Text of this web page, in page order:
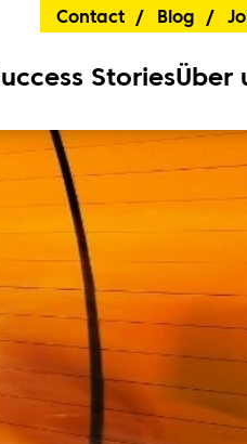
Contact Blog
StoriesÜber